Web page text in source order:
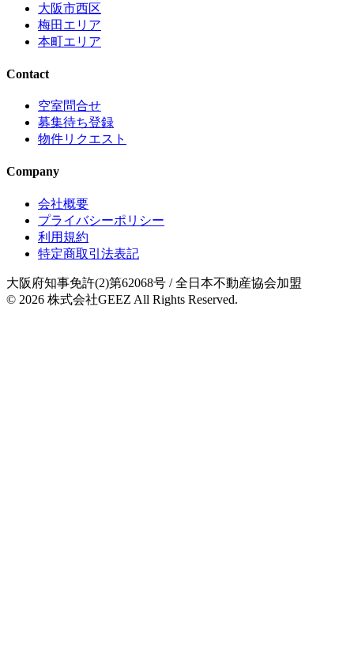
大阪市西区
梅田エリア
本町エリア
Contact
空室問合せ
募集待ち登録
物件リクエスト
Company
会社概要
プライバシーポリシー
利用規約
特定商取引法表記
大阪府知事免許(2)第62068号 / 全日本不動産協会加盟
© 2026 株式会社GEEZ All Rights Reserved.